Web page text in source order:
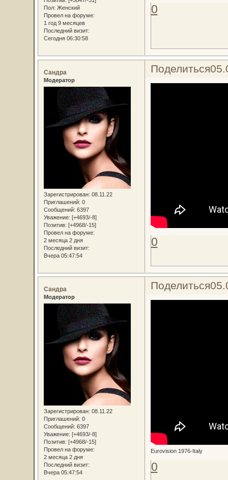
Пол: Женский
Провел на форуме:
1 год 9 месяцев
Последний визит:
Сегодня 06:30:58
0
Поделиться
Сандра
Модератор
Зарегистрирован: 08.11.22
Приглашений: 0
Сообщений: 6397
Уважение: [+4693/-8]
Позитив: [+4968/-15]
Провел на форуме:
2 месяца 2 дня
Последний визит:
Вчера 05:47:54
0
Поделиться
Сандра
Модератор
Зарегистрирован: 08.11.22
Приглашений: 0
Сообщений: 6397
Уважение: [+4693/-8]
Позитив: [+4968/-15]
Провел на форуме:
2 месяца 2 дня
Последний визит:
Вчера 05:47:54
Eurovision 1976-Italy
0